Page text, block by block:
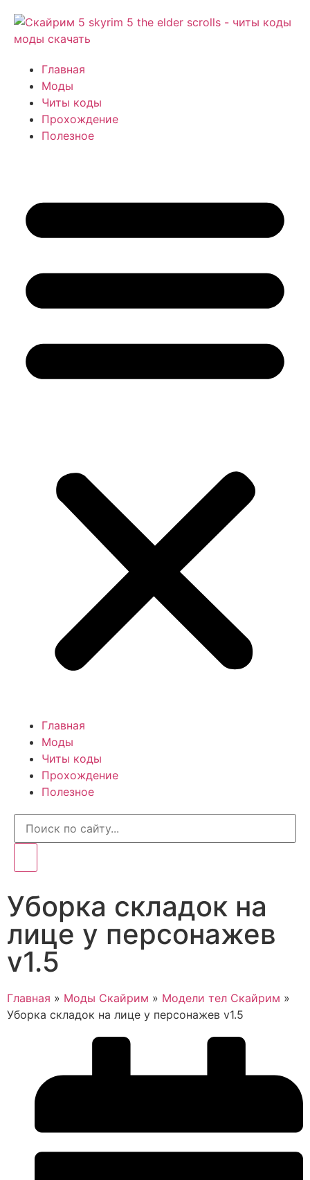
Главная
Моды
Читы коды
Прохождение
Полезное
Главная
Моды
Читы коды
Прохождение
Полезное
Уборка складок на
лице у персонажев
v1.5
Главная » Моды Скайрим » Модели тел Скайрим »
Уборка складок на лице у персонажев v1.5